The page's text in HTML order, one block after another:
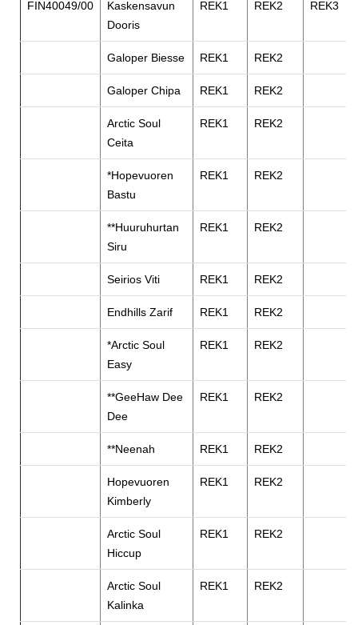
FIN40049/00
Kaskensavun
Dooris
REK1 REK2 REK3
Galoper Biesse REK1 REK2
Galoper Chipa REK1 REK2
Arctic Soul
Ceita
REK1 REK2
*Hopevuoren
Bastu
REK1 REK2
**Huuruhurtan
Siru
REK1 REK2
Seirios Viti REK1 REK2
Endhills Zarif REK1 REK2
*Arctic Soul
Easy
REK1 REK2
**GeeHaw Dee
Dee
REK1 REK2
**Neenah REK1 REK2
Hopevuoren
Kimberly
REK1 REK2
Arctic Soul
Hiccup
REK1 REK2
Arctic Soul
Kalinka
REK1 REK2